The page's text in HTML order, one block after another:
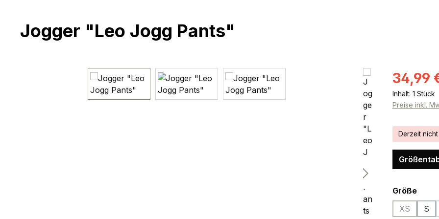
Jogger "Leo Jogg Pants"
Bildergalerie überspringen 34,99
Inhalt: 1 Stück
Preise inkl.
Derzeit
Größe
XS
(Diese
S